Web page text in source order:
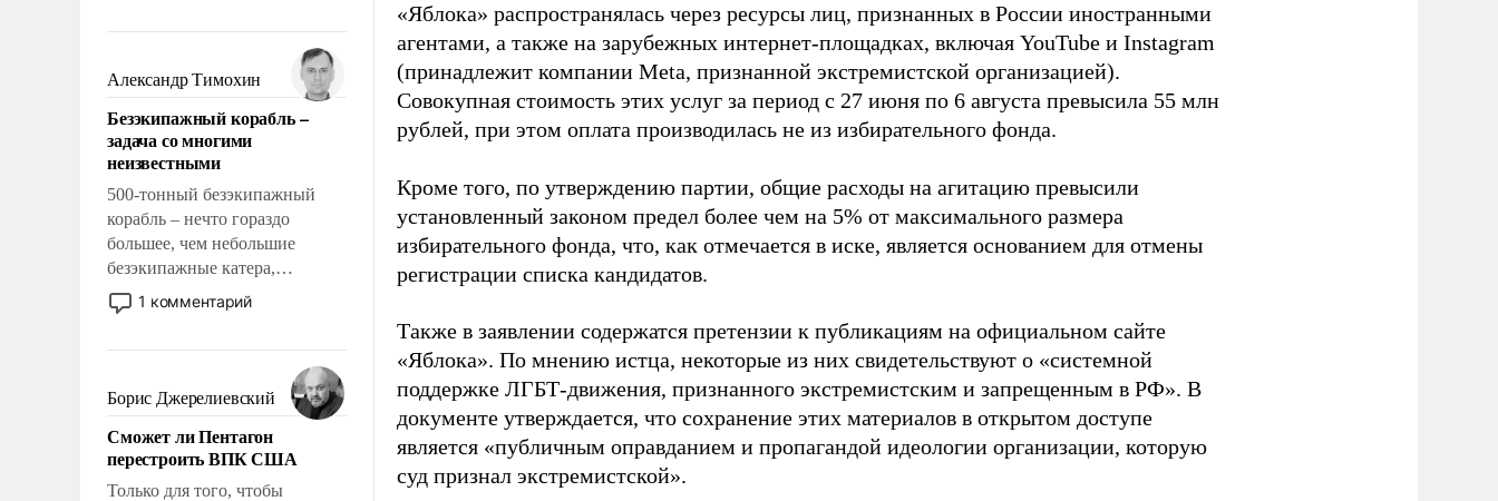
мужественным и твердым под
ударами судьбы, брать на себя
ответственность, помогать
слабым, идти вперед и
адаптироваться.
Александр Тимохин
Безэкипажный корабль –
задача со многими
неизвестными
500-тонный безэкипажный
корабль – нечто гораздо
большее, чем небольшие
безэкипажные катера,
применение которых уже
стало обыденностью. Задача по
сложна и амбициозна. Однако
и ее реализация радикально
поднимет наши боевые
возможности.
1 комментарий
Борис Джерелиевский
Сможет ли Пентагон
перестроить ВПК США
Только для того, чтобы
«Яблока» распространялась через ресурсы лиц, признанных в России иностранными
агентами, а также на зарубежных интернет-площадках, включая YouTube и Instagram
(принадлежит компании Meta, признанной экстремистской организацией).
Совокупная стоимость этих услуг за период с 27 июня по 6 августа превысила 55 млн
рублей, при этом оплата производилась не из избирательного фонда.
Кроме того, по утверждению партии, общие расходы на агитацию превысили
установленный законом предел более чем на 5% от максимального размера
избирательного фонда, что, как отмечается в иске, является основанием для отмены
регистрации списка кандидатов.
Также в заявлении содержатся претензии к публикациям на официальном сайте
«Яблока». По мнению истца, некоторые из них свидетельствуют о «системной
поддержке ЛГБТ-движения, признанного экстремистским и запрещенным в РФ». В
документе утверждается, что сохранение этих материалов в открытом доступе
является «публичным оправданием и пропагандой идеологии организации, которую
суд признал экстремистской».